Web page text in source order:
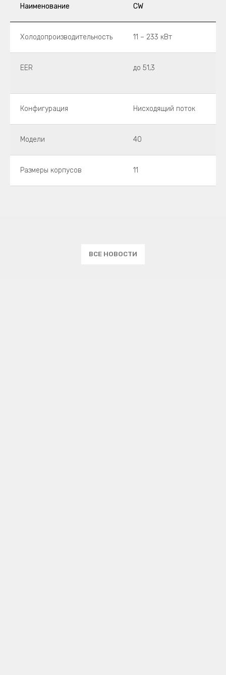
Наименование CW
Холодопроизводительность 11 – 233 кВт
EER до 51,3
Конфигурация Нисходящий поток
Модели 40
Размеры корпусов 11
ВСЕ НОВОСТИ